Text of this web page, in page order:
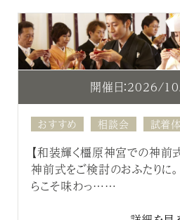
開催日：2026/
おすすめ 相談会 試着
【和装輝く橿原神宮での神
神前式をご検討のおふたりに
らこそ味わっ……